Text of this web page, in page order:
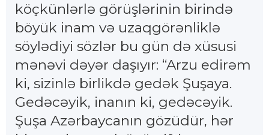
köçkünlərlə görüşlərinin birində
böyük inam və uzaqgörənliklə
söylədiyi sözlər bu gün də xüsusi
mənəvi dəyər daşıyır: “Arzu edirəm
ki, sizinlə birlikdə gedək Şuşaya.
Gedəcəyik, inanın ki, gedəcəyik.
Şuşa Azərbaycanın gözüdür, hər